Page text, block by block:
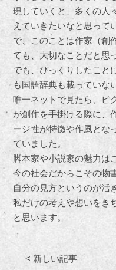
現していくと、多くの人
えていきたいなと思って
で、このことは作家（創
ても、大切なことだと思
でも、びっくりしたこと
も国語辞典も載っていな
唯一ネットで見たら、ピ
が創作を手掛ける際に、
ージ性が特徴や作風とな
ていました。
脚本家や小説家の魅力は
今の社会だからこその物
自分の見方というのが活
私だけの考えや想いをき
と思います。
< 新しい記事